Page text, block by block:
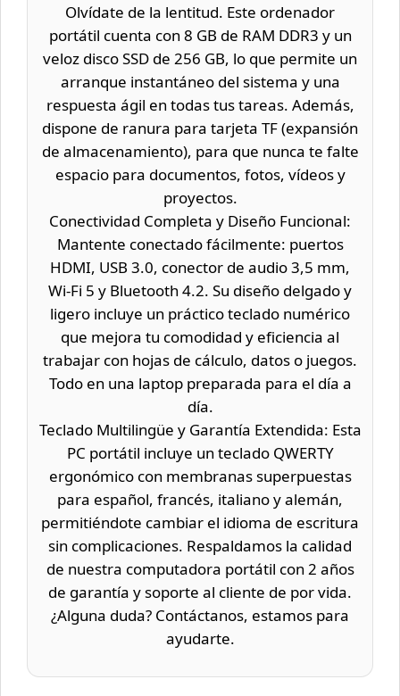
Olvídate de la lentitud. Este ordenador
portátil cuenta con 8 GB de RAM DDR3 y un
veloz disco SSD de 256 GB, lo que permite un
arranque instantáneo del sistema y una
respuesta ágil en todas tus tareas. Además,
dispone de ranura para tarjeta TF (expansión
de almacenamiento), para que nunca te falte
espacio para documentos, fotos, vídeos y
proyectos.
Conectividad Completa y Diseño Funcional:
Mantente conectado fácilmente: puertos
HDMI, USB 3.0, conector de audio 3,5 mm,
Wi‑Fi 5 y Bluetooth 4.2. Su diseño delgado y
ligero incluye un práctico teclado numérico
que mejora tu comodidad y eficiencia al
trabajar con hojas de cálculo, datos o juegos.
Todo en una laptop preparada para el día a
día.
Teclado Multilingüe y Garantía Extendida: Esta
PC portátil incluye un teclado QWERTY
ergonómico con membranas superpuestas
para español, francés, italiano y alemán,
permitiéndote cambiar el idioma de escritura
sin complicaciones. Respaldamos la calidad
de nuestra computadora portátil con 2 años
de garantía y soporte al cliente de por vida.
¿Alguna duda? Contáctanos, estamos para
ayudarte.